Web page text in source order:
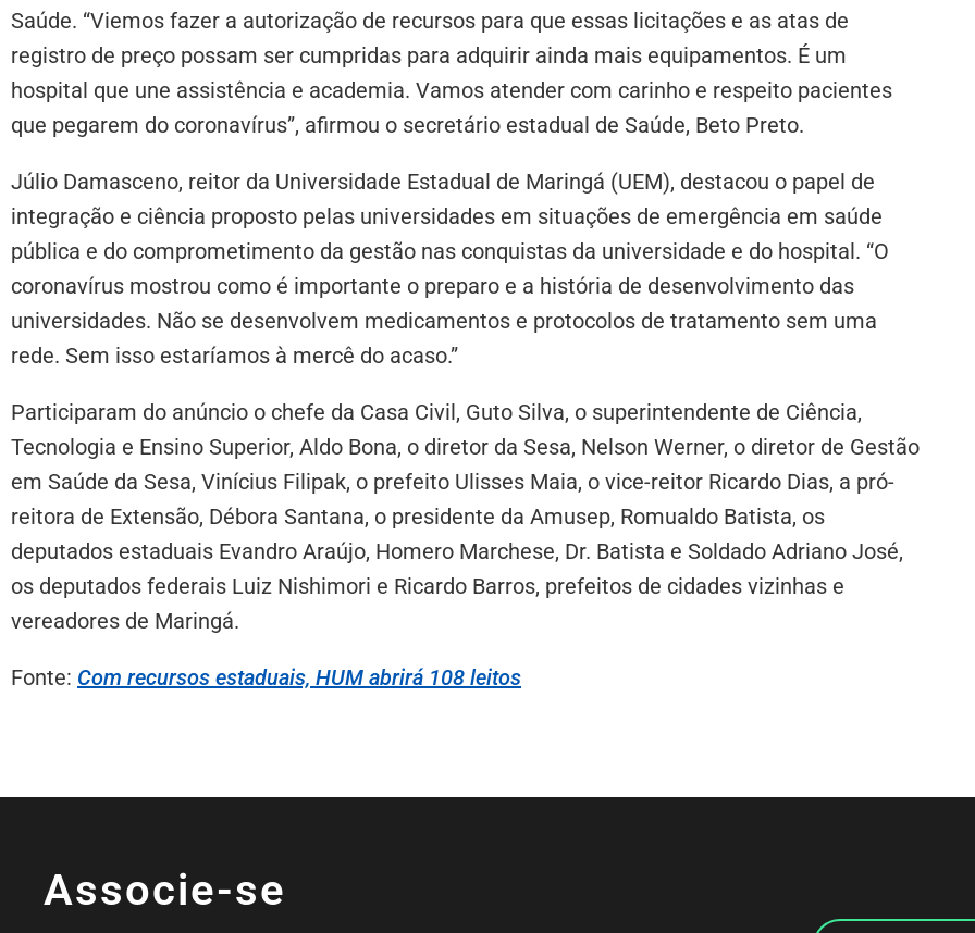
Saúde. “Viemos fazer a autorização de recursos para que essas licitações e as atas de
registro de preço possam ser cumpridas para adquirir ainda mais equipamentos. É um
hospital que une assistência e academia. Vamos atender com carinho e respeito pacientes
que pegarem do coronavírus”, afirmou o secretário estadual de Saúde, Beto Preto.
Júlio Damasceno, reitor da Universidade Estadual de Maringá (UEM), destacou o papel de
integração e ciência proposto pelas universidades em situações de emergência em saúde
pública e do comprometimento da gestão nas conquistas da universidade e do hospital. “O
coronavírus mostrou como é importante o preparo e a história de desenvolvimento das
universidades. Não se desenvolvem medicamentos e protocolos de tratamento sem uma
rede. Sem isso estaríamos à mercê do acaso.”
Participaram do anúncio o chefe da Casa Civil, Guto Silva, o superintendente de Ciência,
Tecnologia e Ensino Superior, Aldo Bona, o diretor da Sesa, Nelson Werner, o diretor de Gestão
em Saúde da Sesa, Vinícius Filipak, o prefeito Ulisses Maia, o vice-reitor Ricardo Dias, a pró-
reitora de Extensão, Débora Santana, o presidente da Amusep, Romualdo Batista, os
deputados estaduais Evandro Araújo, Homero Marchese, Dr. Batista e Soldado Adriano José,
os deputados federais Luiz Nishimori e Ricardo Barros, prefeitos de cidades vizinhas e
vereadores de Maringá.
Fonte: Com recursos estaduais, HUM abrirá 108 leitos
Associe-se